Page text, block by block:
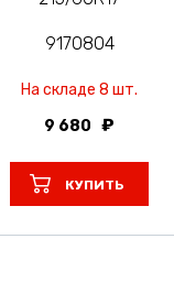
9170804
На складе 8 шт.
9 680
КУПИТЬ